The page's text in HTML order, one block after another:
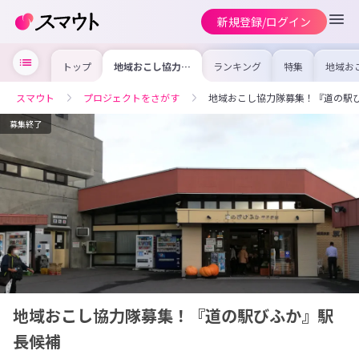
新規登録/ログイン
トップ 地域おこし協力隊
募集！『道の駅び
ランキング 特集 地域お
の求
を集め
事内容
を比較
合った
スマウト プロジェクトをさがす 地域おこし協力隊募集！『道の駅
募集終了
地域おこし協力隊募集！『道の駅びふか』駅
長候補